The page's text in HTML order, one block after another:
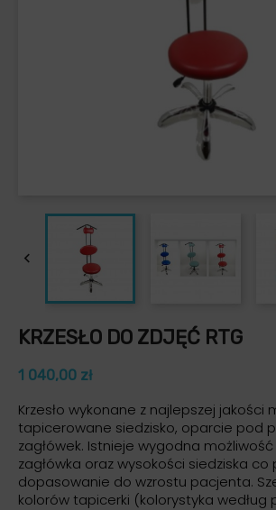

KRZESŁO DO ZDJĘĆ RTG
1 040,00 zł
Krzesło wykonane z najlepszej jakości
tapicerowane siedzisko, oparcie pod
zagłówek. Istnieje wygodna
zagłówka oraz wysokości siedziska co
dopasowanie do wzrostu pacjenta.
kolorów tapicerki (kolorystyka według